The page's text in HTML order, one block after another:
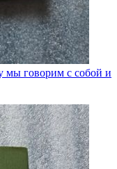
мы говорим с собой и